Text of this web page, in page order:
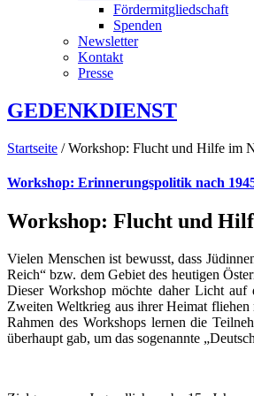
Fördermitgliedschaft
Spenden
Newsletter
Kontakt
Presse
GEDENKDIENST
Startseite / Workshop: Flucht und Hilfe im
Workshop: Erinnerungspolitik nach
Workshop: Flucht und
Vielen Menschen ist bewusst, dass
Reich“ bzw. dem Gebiet des heutigen
Dieser Workshop möchte daher Licht
Zweiten Weltkrieg aus ihrer Heimat fliehen
Rahmen des Workshops lernen die
überhaupt gab, um das sogenannte